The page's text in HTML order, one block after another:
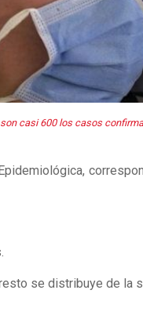
casi 600 los casos
se distribuye de la